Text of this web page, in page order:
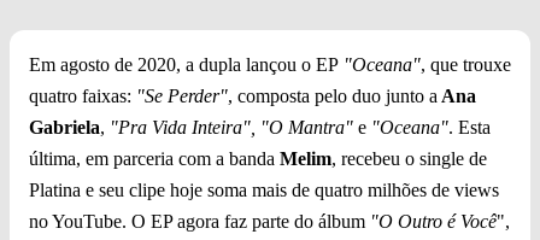
Em agosto de 2020, a dupla lançou o EP "Oceana", que trouxe
quatro faixas: "Se Perder", composta pelo duo junto a Ana
Gabriela, "Pra Vida Inteira", "O Mantra" e "Oceana". Esta
última, em parceria com a banda Melim, recebeu o single de
Platina e seu clipe hoje soma mais de quatro milhões de views
no YouTube. O EP agora faz parte do álbum "O Outro é Você",